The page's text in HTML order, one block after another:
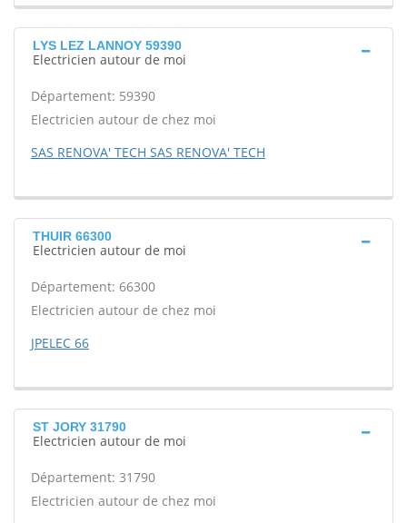
LYS LEZ LANNOY 59390
Electricien autour de moi
Département: 59390
Electricien autour de chez moi
SAS RENOVA' TECH SAS RENOVA' TECH
THUIR 66300
Electricien autour de moi
Département: 66300
Electricien autour de chez moi
JPELEC 66
ST JORY 31790
Electricien autour de moi
Département: 31790
Electricien autour de chez moi